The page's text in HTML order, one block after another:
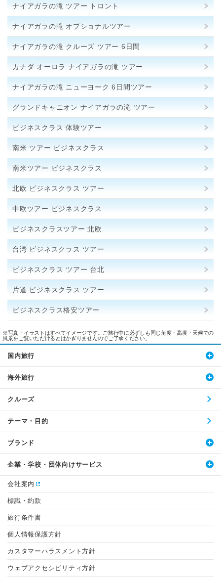
ナイアガラの滝 ツアー トロント
ナイアガラの滝 オプショナルツアー
ナイアガラの滝 クルーズ ツアー 6日間
カナダ オーロラ ナイアガラの滝 ツアー
ナイアガラの滝 ニューヨーク 6日間ツアー
グランドキャニオン ナイアガラの滝 ツアー
ビジネスクラス 体験ツアー
南米 ツアー ビジネスクラス
南米ツアー ビジネスクラス
北欧 ビジネスクラス ツアー
中欧ツアー ビジネスクラス
ビジネスクラスツアー 北欧
台湾 ビジネスクラス ツアー
ビジネスクラス ツアー 台北
片道 ビジネスクラス ツアー
ビジネスクラス格安ツアー
※写真・イラストはすべてイメージです。ご旅行中に必ずしも同じ角度・高度・天候での
風景をご覧いただけるとはかぎりませんのでご了承ください。
国内旅行
海外旅行
クルーズ
テーマ・目的
ブランド
企業・学校・団体向けサービス
会社案内
標識・約款
旅行条件書
個人情報保護方針
カスタマーハラスメント方針
ウェブアクセシビリティ方針